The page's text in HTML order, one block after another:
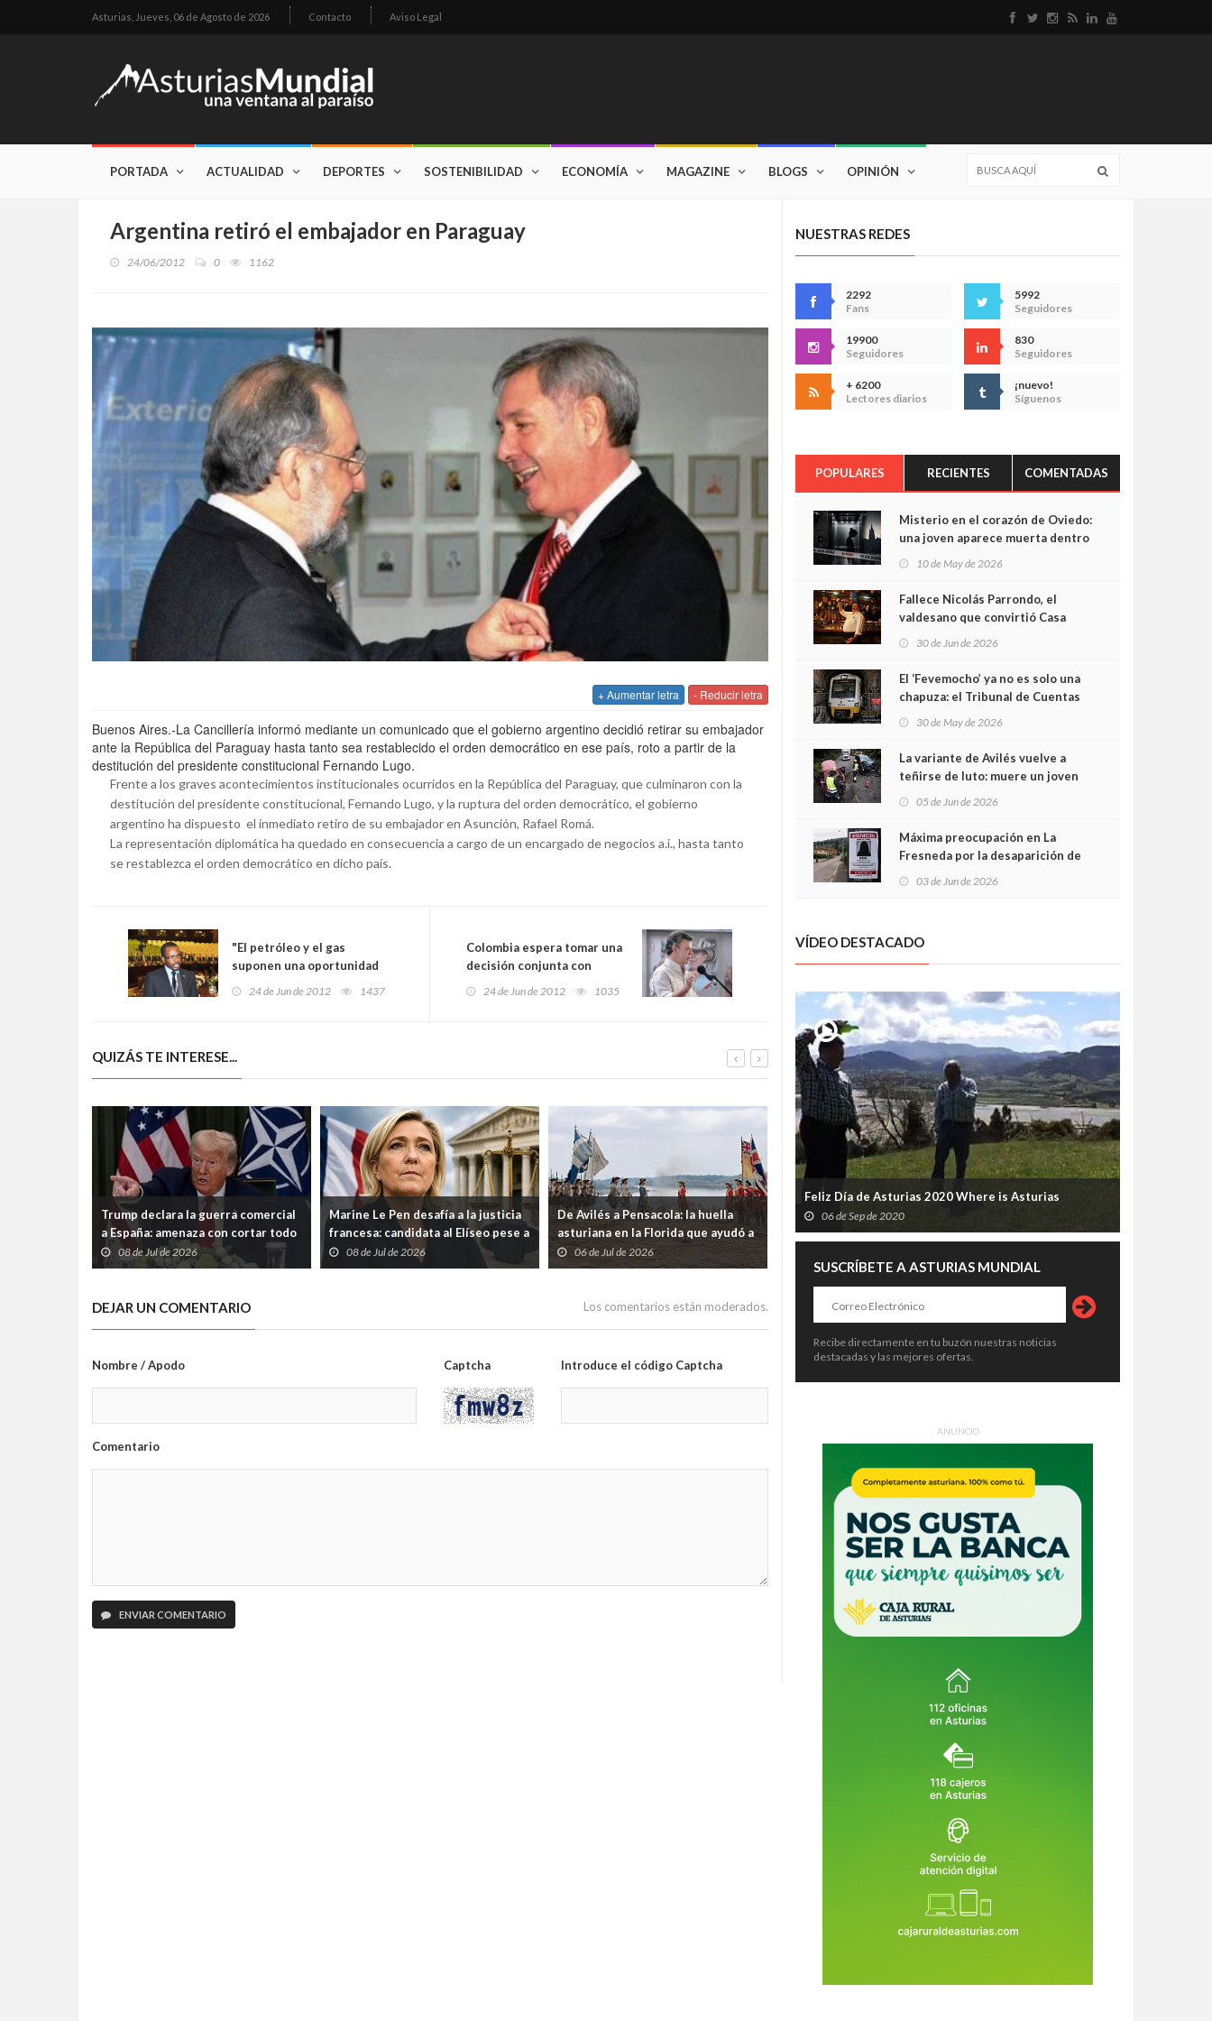
Asturias, Jueves, 06 de Agosto de 2026 Contacto Aviso Legal
PORTADA ACTUALIDAD DEPORTES SOSTENIBILIDAD ECONOMÍA MAGAZINE BLOGS OPINIÓN
Argentina retiró el embajador en Paraguay
24/06/2012 0 1162
+ Aumentar letra - Reducir letra
Buenos Aires.-La Cancillería informó mediante un comunicado que el gobierno argentino decidió retirar su embajador
ante la República del Paraguay hasta tanto sea restablecido el orden democrático en ese país, roto a partir de la
destitución del presidente constitucional Fernando Lugo.
Frente a los graves acontecimientos institucionales ocurridos en la República del Paraguay, que culminaron con la
destitución del presidente constitucional, Fernando Lugo, y la ruptura del orden democrático, el gobierno
argentino ha dispuesto el inmediato retiro de su embajador en Asunción, Rafael Romá.
La representación diplomática ha quedado en consecuencia a cargo de un encargado de negocios a.i., hasta tanto
se restablezca el orden democrático en dicho país.
"El petróleo y el gas
suponen una oportunidad
de desarrollo para Guinea
24 de Jun de 2012 1437
Colombia espera tomar una
decisión conjunta con
Unasur sobre la situación
24 de Jun de 2012 1035
QUIZÁS TE INTERESE...
Trump declara la guerra comercial
a España: amenaza con cortar todo
vínculo y convierte a Madrid en el
gran señalado de la OTAN
08 de Jul de 2026
Marine Le Pen desafía a la justicia
francesa: candidata al Elíseo pese a
su condena por malversación
08 de Jul de 2026
De Avilés a Pensacola: la huella
asturiana en la Florida que ayudó a
nacer a Estados Unidos
06 de Jul de 2026
Venezuela tiembla sobre una
economía en ruinas: los
9% de su PIB
de angustia: 920 muertos, más de
desesperada por encontrar
supervivientes
DEJAR UN COMENTARIO Los comentarios están moderados.
Nombre / Apodo Captcha Introduce el código Captcha
Comentario
ENVIAR COMENTARIO
NUESTRAS REDES
2292
Fans
5992
Seguidores
19900
Seguidores
830
Seguidores
+ 6200
Lectores diarios
¡nuevo!
Síguenos
POPULARES RECIENTES COMENTADAS
Misterio en el corazón de Oviedo:
una joven aparece muerta dentro
cámaras captan sus últimos
minutos
10 de May de 2026
Fallece Nicolás Parrondo, el
valdesano que convirtió Casa
30 de Jun de 2026
El ‘Fevemocho’ ya no es solo una
chapuza: el Tribunal de Cuentas
sobrecoste de los trenes que no
cabían por los túneles
30 de May de 2026
La variante de Avilés vuelve a
teñirse de luto: muere un joven
05 de Jun de 2026
Máxima preocupación en La
Fresneda por la desaparición de
03 de Jun de 2026
VÍDEO DESTACADO
Feliz Día de Asturias 2020 Where is Asturias
06 de Sep de 2020
SUSCRÍBETE A ASTURIAS MUNDIAL
Recibe directamente en tu buzón nuestras noticias
destacadas y las mejores ofertas.
ANUNCIO